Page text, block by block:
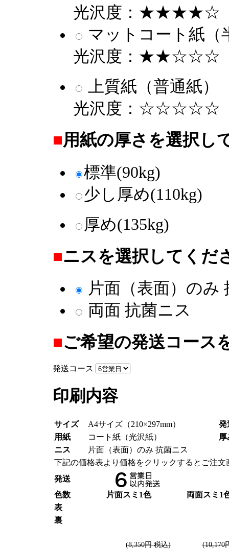
光沢度：★★★★☆
マットコート紙（
光沢度：★★☆☆☆
上質紙（普通紙）
光沢度：☆☆☆☆☆
■用紙の厚さを選択し
標準(90kg)
少し厚め(110kg)
厚め(135kg)
■ニスを選択してくだ
片面（表面）のみ
両面 抗菌ニス
■ご希望の発送コース
発送コース
印刷内容
サイズ A4サイズ（210×297mm）
発
用紙
コート紙（光沢紙）
厚
ニス
片面（表面）のみ 抗菌ニス
下記の価格表より価格をクリックするとご注文
発送
色数
片面スミ1色
両面スミ1
表
裏
(8,350円 税込) (10,170